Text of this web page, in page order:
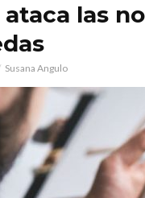
ataca las
Susana Angulo